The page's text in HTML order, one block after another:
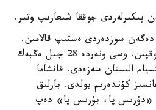
پىكىرلەردى جوققا شىعارىپ وتىر.
دەگەن سوزدەردى ەستىپ قالامىن.
ەشقانداي دا تەز بايىعان جوقپىن. وسى ونەردە 28 جىل ەڭبەك
الىستان سەزەدى. قانشاما
كۇندەرىم بولدى. بارلىق
«دۇرىس پا، بۇرىس پا» دەپ